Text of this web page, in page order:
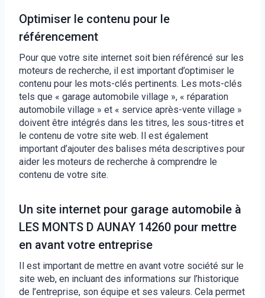
Optimiser le contenu pour le
référencement
Pour que votre site internet soit bien référencé sur les
moteurs de recherche, il est important d’optimiser le
contenu pour les mots-clés pertinents. Les mots-clés
tels que « garage automobile village », « réparation
automobile village » et « service après-vente village »
doivent être intégrés dans les titres, les sous-titres et
le contenu de votre site web. Il est également
important d’ajouter des balises méta descriptives pour
aider les moteurs de recherche à comprendre le
contenu de votre site.
Un site internet pour garage automobile à
LES MONTS D AUNAY 14260 pour mettre
en avant votre entreprise
Il est important de mettre en avant votre société sur le
site web, en incluant des informations sur l’historique
de l’entreprise, son équipe et ses valeurs. Cela permet